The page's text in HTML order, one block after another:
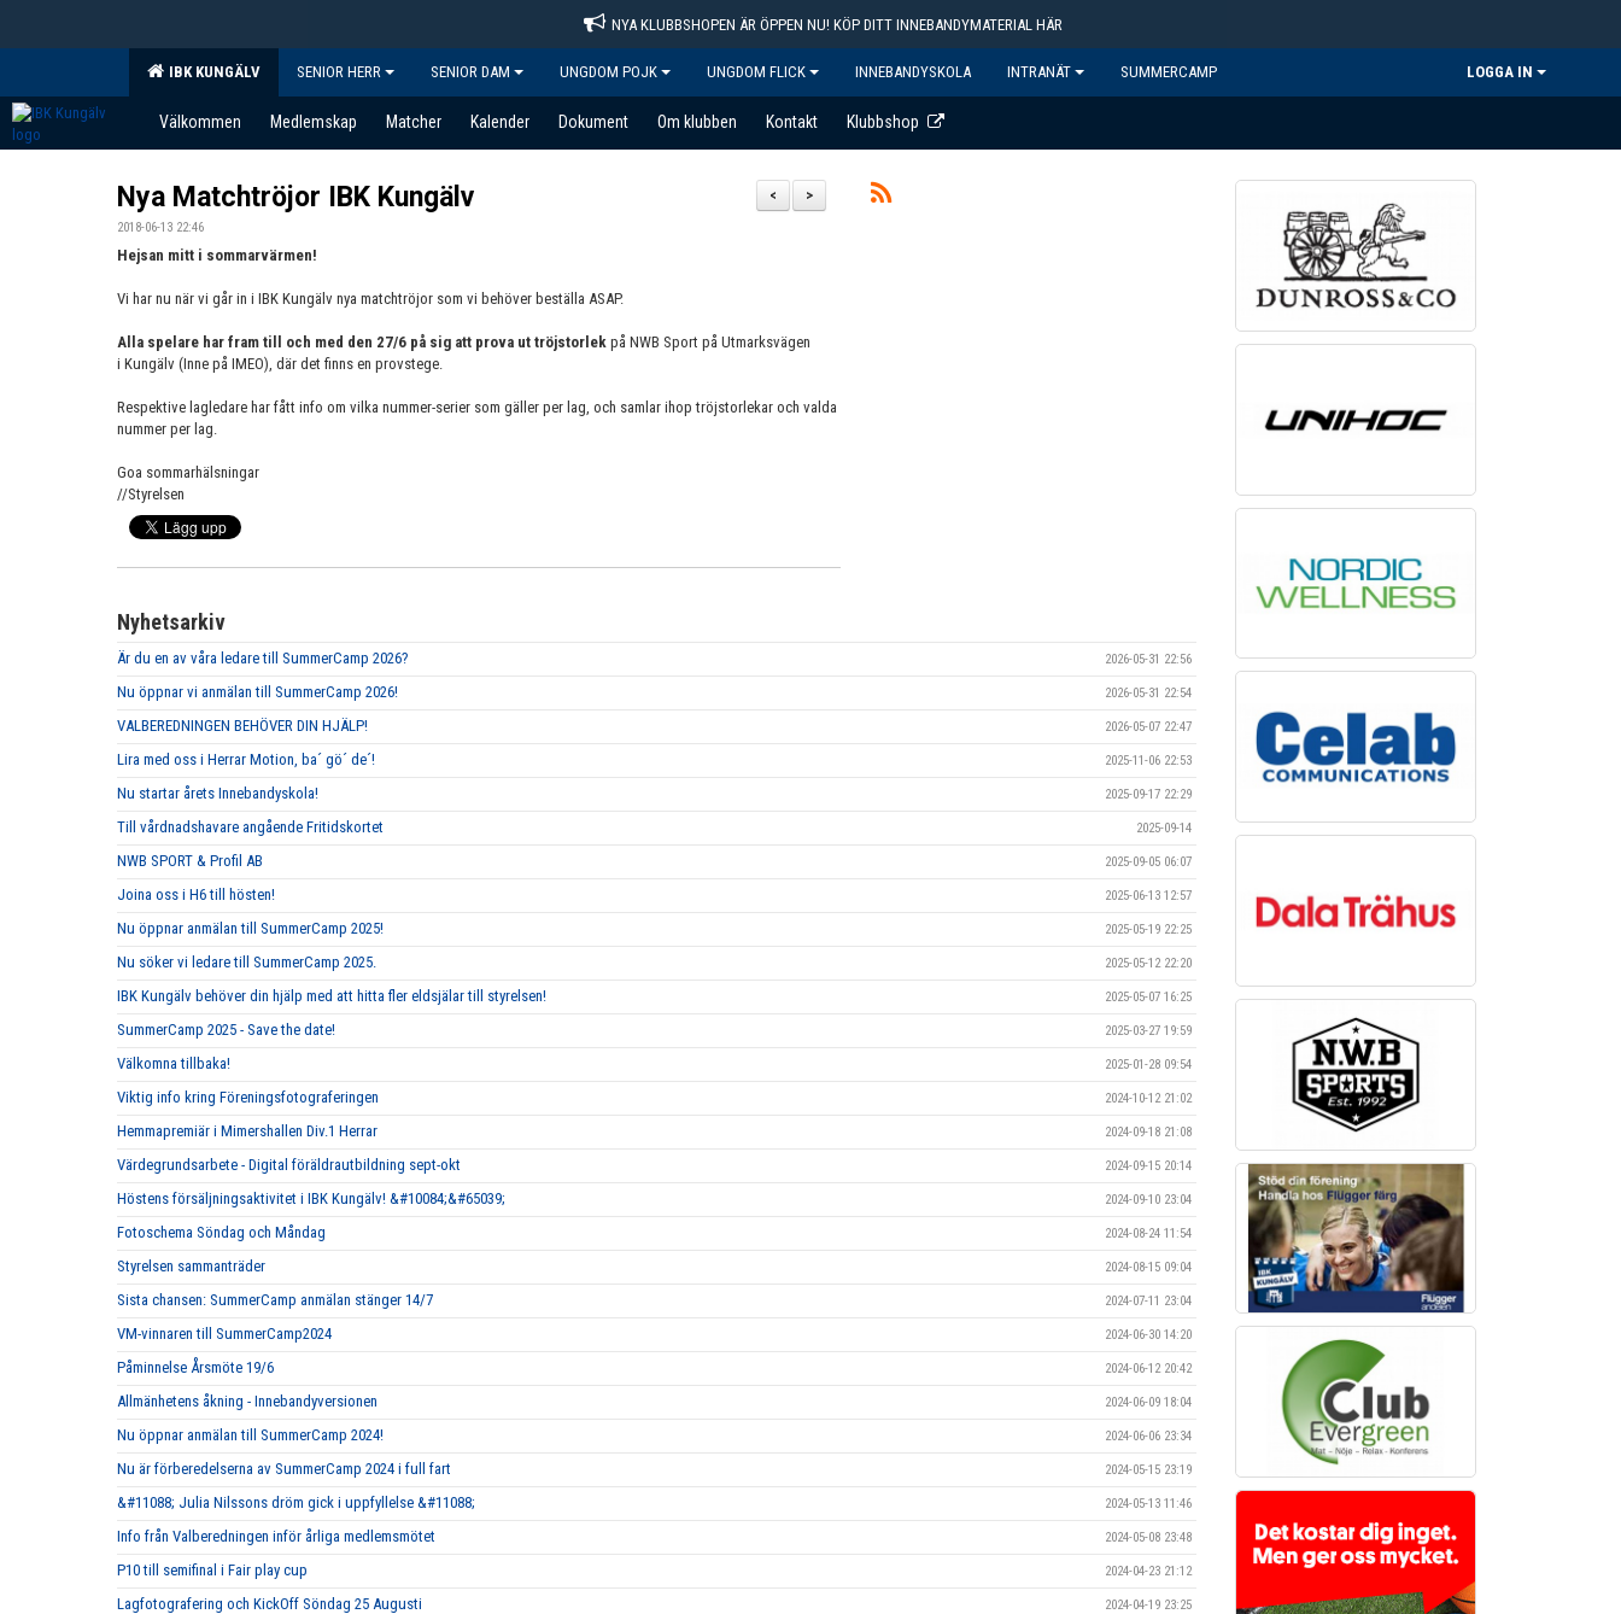
NYA KLUBBSHOPEN ÄR ÖPPEN NU! KÖP DITT INNEBANDYMATERIAL HÄR
IBK KUNGÄLV SENIOR HERR SENIOR DAM UNGDOM POJK UNGDOM FLICK INNEBANDYSKOLA INTRANÄT SUMMERCAMP LOGGA IN
Välkommen Medlemskap Matcher Kalender Dokument Om klubben Kontakt Klubbshop
>
<
Nya Matchtröjor IBK Kungälv
2018-06-13 22:46
Hejsan mitt i sommarvärmen!
Vi har nu när vi går in i IBK Kungälv nya matchtröjor som vi behöver beställa ASAP.
Alla spelare har fram till och med den 27/6 på sig att prova ut tröjstorlek på NWB Sport på Utmarksvägen
i Kungälv (Inne på IMEO), där det finns en provstege.
Respektive lagledare har fått info om vilka nummer-serier som gäller per lag, och samlar ihop tröjstorlekar och valda
nummer per lag.
Goa sommarhälsningar
//Styrelsen
Nyhetsarkiv
Är du en av våra ledare till SummerCamp 2026? 2026-05-31 22:56
Nu öppnar vi anmälan till SummerCamp 2026! 2026-05-31 22:54
VALBEREDNINGEN BEHÖVER DIN HJÄLP! 2026-05-07 22:47
Lira med oss i Herrar Motion, ba´ gö´ de´! 2025-11-06 22:53
Nu startar årets Innebandyskola! 2025-09-17 22:29
Till vårdnadshavare angående Fritidskortet 2025-09-14
NWB SPORT & Profil AB 2025-09-05 06:07
Joina oss i H6 till hösten! 2025-06-13 12:57
Nu öppnar anmälan till SummerCamp 2025! 2025-05-19 22:25
Nu söker vi ledare till SummerCamp 2025. 2025-05-12 22:20
IBK Kungälv behöver din hjälp med att hitta fler eldsjälar till styrelsen! 2025-05-07 16:25
SummerCamp 2025 - Save the date! 2025-03-27 19:59
Välkomna tillbaka! 2025-01-28 09:54
Viktig info kring Föreningsfotograferingen 2024-10-12 21:02
Hemmapremiär i Mimershallen Div.1 Herrar 2024-09-18 21:08
Värdegrundsarbete - Digital föräldrautbildning sept-okt 2024-09-15 20:14
Höstens försäljningsaktivitet i IBK Kungälv! &#10084;&#65039; 2024-09-10 23:04
Fotoschema Söndag och Måndag 2024-08-24 11:54
Styrelsen sammanträder 2024-08-15 09:04
Sista chansen: SummerCamp anmälan stänger 14/7 2024-07-11 23:04
VM-vinnaren till SummerCamp2024 2024-06-30 14:20
Påminnelse Årsmöte 19/6 2024-06-12 20:42
Allmänhetens åkning - Innebandyversionen 2024-06-09 18:04
Nu öppnar anmälan till SummerCamp 2024! 2024-06-06 23:34
Nu är förberedelserna av SummerCamp 2024 i full fart 2024-05-15 23:19
&#11088; Julia Nilssons dröm gick i uppfyllelse &#11088; 2024-05-13 11:46
Info från Valberedningen inför årliga medlemsmötet 2024-05-08 23:48
P10 till semifinal i Fair play cup 2024-04-23 21:12
Lagfotografering och KickOff Söndag 25 Augusti 2024-04-19 23:25